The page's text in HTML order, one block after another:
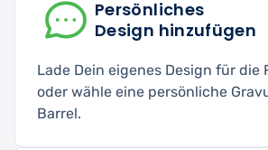
Persönliches
Design hinzufügen
Lade Dein eigenes Design für die
oder wähle eine persönliche
Barrel.